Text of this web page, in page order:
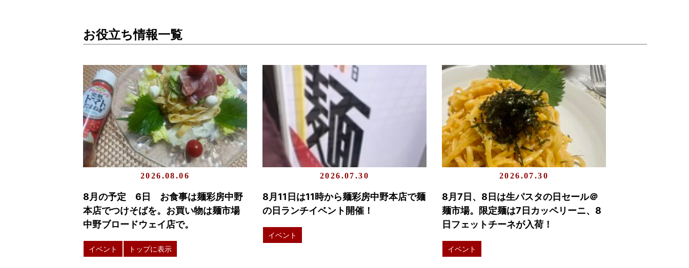
お役立ち情報一覧
2026.08.06
8月の予定 6日 お食事は麺彩房中野
本店でつけそばを。お買い物は麺市場
中野ブロードウェイ店で。
イベント トップに表示
2026.07.30
8月11日は11時から麺彩房中野本店で麺
の日ランチイベント開催！
イベント
2026.07.30
8月7日、8日は生パスタの日セール＠
麺市場。限定麺は7日カッペリーニ、8
日フェットチーネが入荷！
イベント